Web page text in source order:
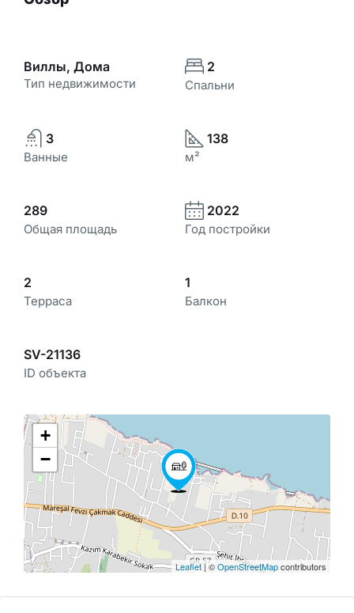
Виллы, Дома
Тип недвижимости
2
Спальни
3
Ванные
138
м²
289
Общая площадь
2022
Год постройки
2
Терраса
1
Балкон
SV-21136
ID объекта
+
−
Leaflet| ©OpenStreetMapcontributors